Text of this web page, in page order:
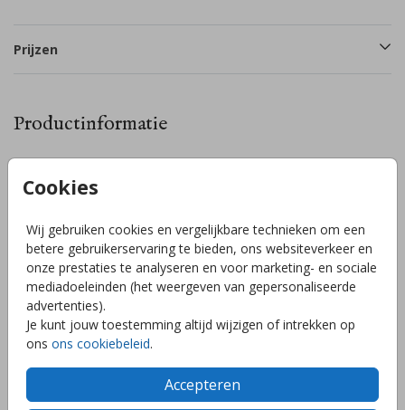
Cookies
Wij gebruiken cookies en vergelijkbare technieken om een
betere gebruikerservaring te bieden, ons websiteverkeer en
onze prestaties te analyseren en voor marketing- en sociale
mediadoeleinden (het weergeven van gepersonaliseerde
advertenties).
Je kunt jouw toestemming altijd wijzigen of intrekken op
ons ons cookiebeleid.
Accepteren
Prijzen
Productinformatie
Laat de buurt weten dat jouw/jullie kindje is geboren met dit
aan en/of de kleuren. Heb je hulp nodig of zie je jouw
ontwerp van het geboortekaartje van je kindje niet terug bij
de raamborden, stuur ons een berichtje en wij zetten het
gratis om voor je in jouw gewenste raambord!
Toon meer